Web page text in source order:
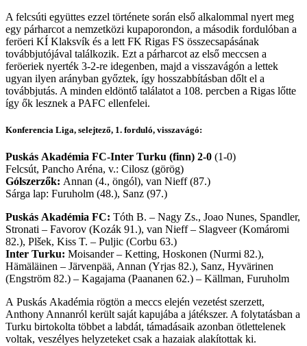
A felcsúti együttes ezzel története során első alkalommal nyert meg
egy párharcot a nemzetközi kupaporondon, a második fordulóban a
feröeri KÍ Klaksvík és a lett FK Rigas FS összecsapásának
továbbjutójával találkozik. Ezt a párharcot az első meccsen a
feröeriek nyerték 3-2-re idegenben, majd a visszavágón a lettek
ugyan ilyen arányban győztek, így hosszabbításban dőlt el a
továbbjutás. A minden eldöntő találatot a 108. percben a Rigas lőtte
így ők lesznek a PAFC ellenfelei.
Konferencia Liga, selejtező, 1. forduló, visszavágó:
Puskás Akadémia FC-Inter Turku (finn) 2-0 (1-0)
Felcsút, Pancho Aréna, v.: Cilosz (görög)
Gólszerzők: Annan (4., öngól), van Nieff (87.)
Sárga lap: Furuholm (48.), Sanz (97.)
Puskás Akadémia FC: Tóth B. – Nagy Zs., Joao Nunes, Spandler,
Stronati – Favorov (Kozák 91.), van Nieff – Slagveer (Komáromi
82.), Plšek, Kiss T. – Puljic (Corbu 63.)
Inter Turku: Moisander – Ketting, Hoskonen (Nurmi 82.),
Hämäläinen – Järvenpää, Annan (Yrjas 82.), Sanz, Hyvärinen
(Engström 82.) – Kagajama (Paananen 62.) – Källman, Furuholm
A Puskás Akadémia rögtön a meccs elején vezetést szerzett,
Anthony Annanról került saját kapujába a játékszer. A folytatásban a
Turku birtokolta többet a labdát, támadásaik azonban ötlettelenek
voltak, veszélyes helyzeteket csak a hazaiak alakítottak ki.